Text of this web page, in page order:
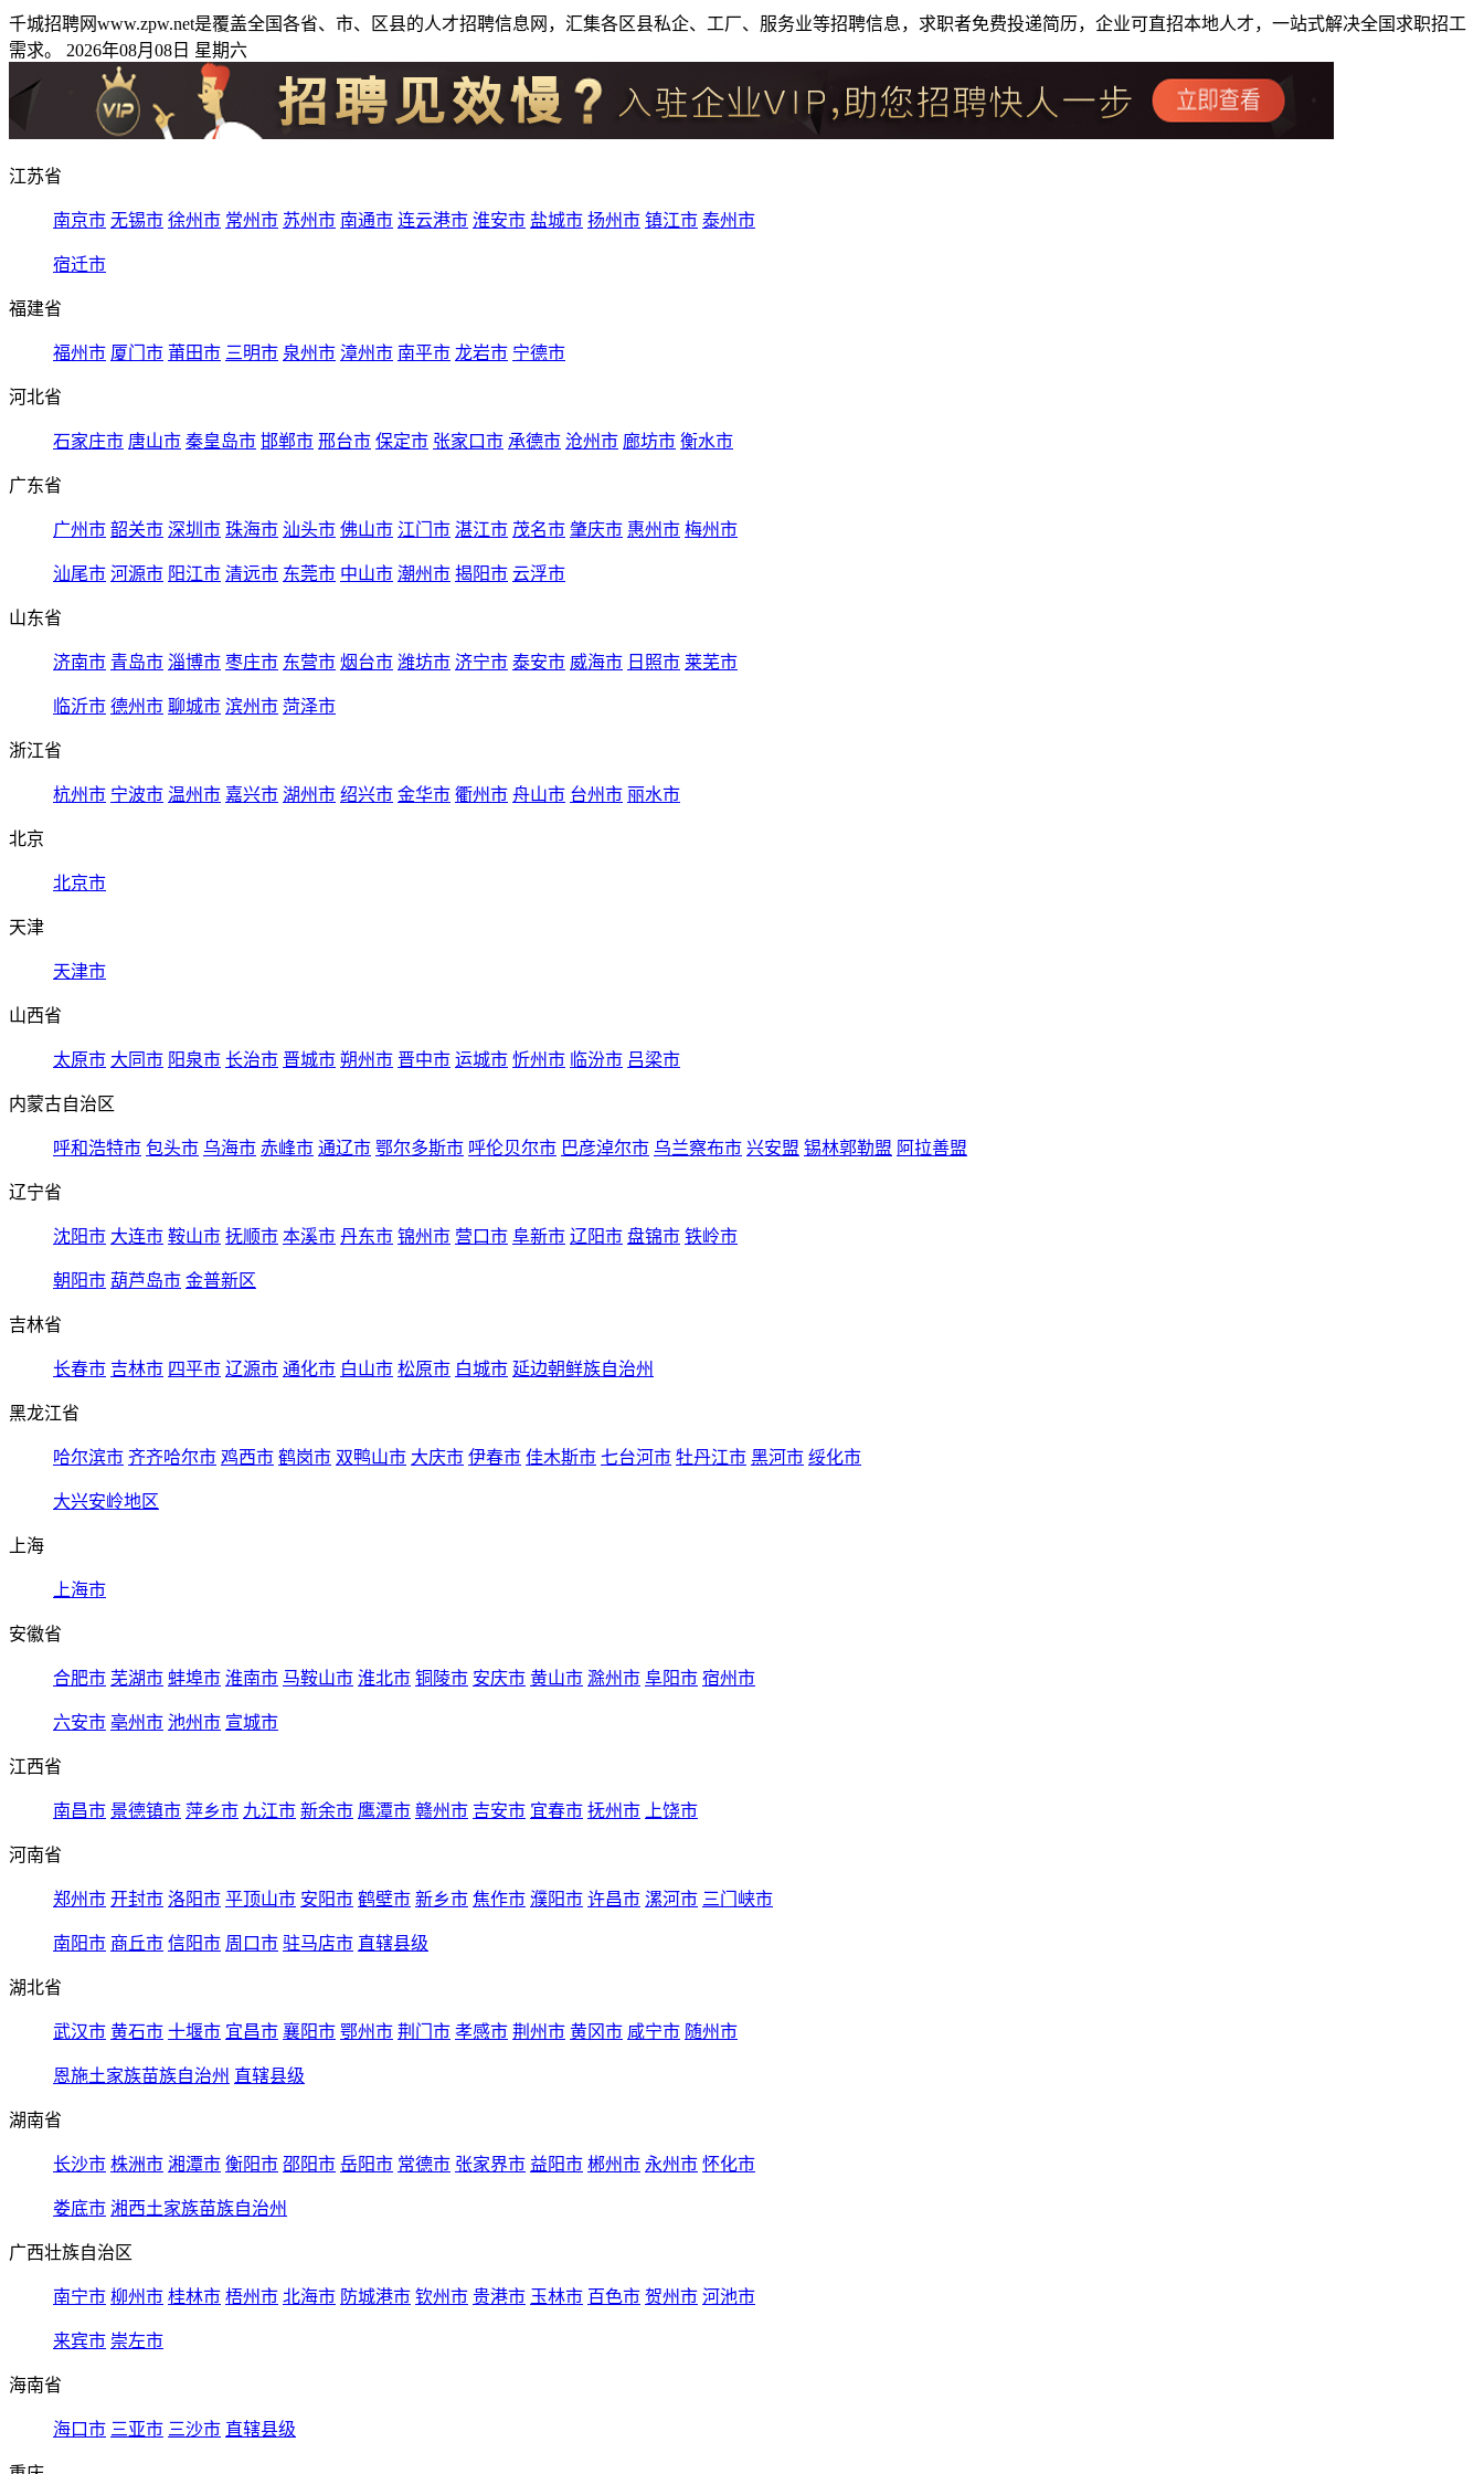
千城招聘网www.zpw.net是覆盖全国各省、市、区县的人才招聘信息网，汇集各区县私企、工厂、服务业等招聘信息，求职者免费投递简历，企业可直招本地人才，一站式解决全国求职招工
需求。 2026年08月08日 星期六
江苏省
南京市 无锡市 徐州市 常州市 苏州市 南通市 连云港市 淮安市 盐城市 扬州市 镇江市 泰州市
宿迁市
福建省
福州市 厦门市 莆田市 三明市 泉州市 漳州市 南平市 龙岩市 宁德市
河北省
石家庄市 唐山市 秦皇岛市 邯郸市 邢台市 保定市 张家口市 承德市 沧州市 廊坊市 衡水市
广东省
广州市 韶关市 深圳市 珠海市 汕头市 佛山市 江门市 湛江市 茂名市 肇庆市 惠州市 梅州市
汕尾市 河源市 阳江市 清远市 东莞市 中山市 潮州市 揭阳市 云浮市
山东省
济南市 青岛市 淄博市 枣庄市 东营市 烟台市 潍坊市 济宁市 泰安市 威海市 日照市 莱芜市
临沂市 德州市 聊城市 滨州市 菏泽市
浙江省
杭州市 宁波市 温州市 嘉兴市 湖州市 绍兴市 金华市 衢州市 舟山市 台州市 丽水市
北京
北京市
天津
天津市
山西省
太原市 大同市 阳泉市 长治市 晋城市 朔州市 晋中市 运城市 忻州市 临汾市 吕梁市
内蒙古自治区
呼和浩特市 包头市 乌海市 赤峰市 通辽市 鄂尔多斯市 呼伦贝尔市 巴彦淖尔市 乌兰察布市 兴安盟 锡林郭勒盟 阿拉善盟
辽宁省
沈阳市 大连市 鞍山市 抚顺市 本溪市 丹东市 锦州市 营口市 阜新市 辽阳市 盘锦市 铁岭市
朝阳市 葫芦岛市 金普新区
吉林省
长春市 吉林市 四平市 辽源市 通化市 白山市 松原市 白城市 延边朝鲜族自治州
黑龙江省
哈尔滨市 齐齐哈尔市 鸡西市 鹤岗市 双鸭山市 大庆市 伊春市 佳木斯市 七台河市 牡丹江市 黑河市 绥化市
大兴安岭地区
上海
上海市
安徽省
合肥市 芜湖市 蚌埠市 淮南市 马鞍山市 淮北市 铜陵市 安庆市 黄山市 滁州市 阜阳市 宿州市
六安市 亳州市 池州市 宣城市
江西省
南昌市 景德镇市 萍乡市 九江市 新余市 鹰潭市 赣州市 吉安市 宜春市 抚州市 上饶市
河南省
郑州市 开封市 洛阳市 平顶山市 安阳市 鹤壁市 新乡市 焦作市 濮阳市 许昌市 漯河市 三门峡市
南阳市 商丘市 信阳市 周口市 驻马店市 直辖县级
湖北省
武汉市 黄石市 十堰市 宜昌市 襄阳市 鄂州市 荆门市 孝感市 荆州市 黄冈市 咸宁市 随州市
恩施土家族苗族自治州 直辖县级
湖南省
长沙市 株洲市 湘潭市 衡阳市 邵阳市 岳阳市 常德市 张家界市 益阳市 郴州市 永州市 怀化市
娄底市 湘西土家族苗族自治州
广西壮族自治区
南宁市 柳州市 桂林市 梧州市 北海市 防城港市 钦州市 贵港市 玉林市 百色市 贺州市 河池市
来宾市 崇左市
海南省
海口市 三亚市 三沙市 直辖县级